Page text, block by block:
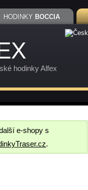
HODINKY BOCCIA
hodinky Alfex
e-shopy s
.